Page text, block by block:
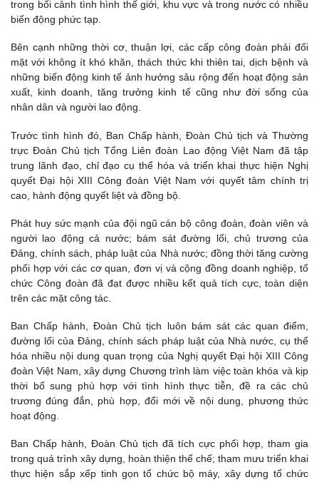
trong bối cảnh tình hình thế giới, khu vực và trong nước có nhiều
biến động phức tạp.
Bên cạnh những thời cơ, thuận lợi, các cấp công đoàn phải đối
mặt với không ít khó khăn, thách thức khi thiên tai, dịch bệnh và
những biến động kinh tế ảnh hưởng sâu rộng đến hoạt động sản
xuất, kinh doanh, tăng trưởng kinh tế cũng như đời sống của
nhân dân và người lao động.
Trước tình hình đó, Ban Chấp hành, Đoàn Chủ tịch và Thường
trực Đoàn Chủ tịch Tổng Liên đoàn Lao động Việt Nam đã tập
trung lãnh đạo, chỉ đạo cụ thể hóa và triển khai thực hiện Nghị
quyết Đại hội XIII Công đoàn Việt Nam với quyết tâm chính trị
cao, hành động quyết liệt và đồng bộ.
Phát huy sức mạnh của đội ngũ cán bộ công đoàn, đoàn viên và
người lao động cả nước; bám sát đường lối, chủ trương của
Đảng, chính sách, pháp luật của Nhà nước; đồng thời tăng cường
phối hợp với các cơ quan, đơn vị và cộng đồng doanh nghiệp, tổ
chức Công đoàn đã đạt được nhiều kết quả tích cực, toàn diện
trên các mặt công tác.
Ban Chấp hành, Đoàn Chủ tịch luôn bám sát các quan điểm,
đường lối của Đảng, chính sách pháp luật của Nhà nước, cụ thể
hóa nhiều nội dung quan trọng của Nghị quyết Đại hội XIII Công
đoàn Việt Nam, xây dựng Chương trình làm việc toàn khóa và kịp
thời bổ sung phù hợp với tình hình thực tiễn, đề ra các chủ
trương đúng đắn, phù hợp, đổi mới về nội dung, phương thức
hoạt động.
Ban Chấp hành, Đoàn Chủ tịch đã tích cực phối hợp, tham gia
trong quá trình xây dựng, hoàn thiện thể chế; tham mưu triển khai
thực hiện sắp xếp tinh gọn tổ chức bộ máy, xây dựng tổ chức